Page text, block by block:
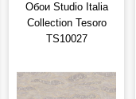
Обои Studio Italia
Collection Tesoro
TS10027